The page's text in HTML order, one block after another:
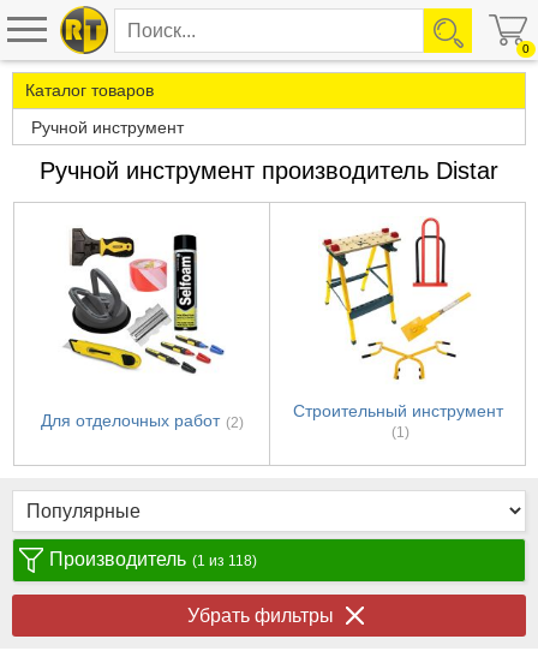
0
Каталог товаров
Ручной инструмент
Ручной инструмент производитель Distar
Для отделочных работ (2)
Строительный инструмент
(1)
Производитель (1 из 118)
Убрать фильтры